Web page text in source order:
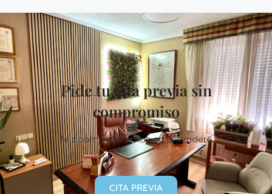
Pide tu cita previa sin
compromiso
Te acompañaremos en el sendero
CITA PREVIA